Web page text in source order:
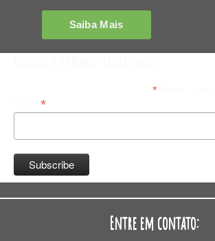
*indicates required
*
Entre em contato: